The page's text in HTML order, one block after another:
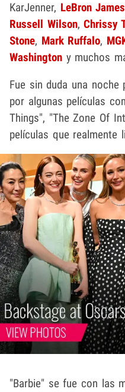
KarJenner, LeBron James
Russell Wilson,Chrissy
Stone, Mark Ruffalo,
Washington y muchos
Fue sin duda una noche
por algunas películas
Things", "The Zone Of
películas que realmente
"Barbie" se fue con las